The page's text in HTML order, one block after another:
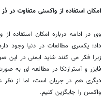
امکان استفاده از واکسنی متفاوت در
وی در ادامه درباره امکان استفاده
داد: یکسری مطالعات در دنیا وجود
زیرا فکر می ‌کنند شاید ایمنی در این
فایزر و آسترازنکا در مطالعه‌ ای به
دیگری هم در جریان است، اما از نظر
واکسن را جایگزین کنیم.